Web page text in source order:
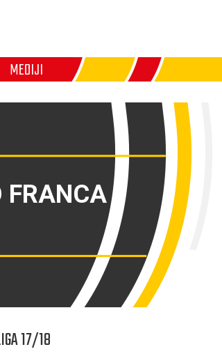
MEDIJI
FRANCA
17/18